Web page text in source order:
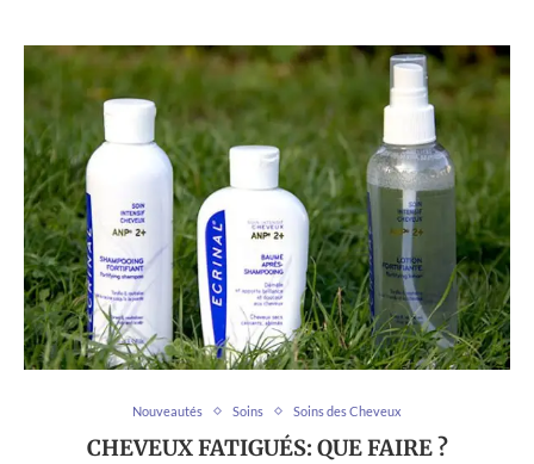
Nouveautés Soins Soins des Cheveux
CHEVEUX FATIGUÉS: QUE FAIRE ?